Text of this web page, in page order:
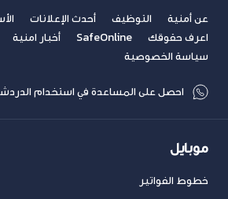
عن أمنية التوظيف أحدث الإعلانات
اعرف حقوقك
SafeOnline أخبار امنية
سياسة الخصوصية
احصل على المساعدة في استخدام
موبايل
خطوط الفواتير